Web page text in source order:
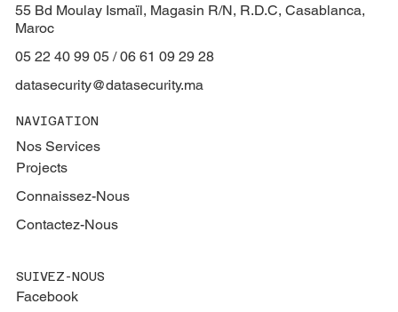
55 Bd Moulay Ismaïl, Magasin R/N, R.D.C, Casablanca,
Maroc
05 22 40 99 05 / 06 61 09 29 28
datasecurity@datasecurity.ma
NAVIGATION
Nos Services
Projects
Connaissez-Nous
Contactez-Nous
SUIVEZ-NOUS
Facebook